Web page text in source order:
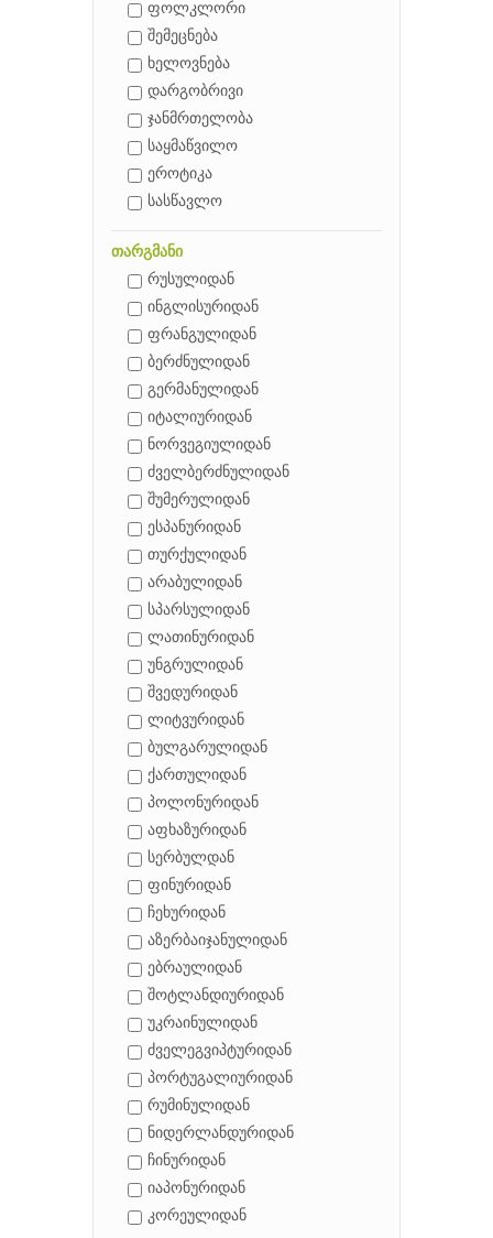
ფოლკლორი
შემეცნება
ხელოვნება
დარგობრივი
ჯანმრთელობა
საყმაწვილო
ეროტიკა
სასწავლო
თარგმანი
რუსულიდან
ინგლისურიდან
ფრანგულიდან
ბერძნულიდან
გერმანულიდან
იტალიურიდან
ნორვეგიულიდან
ძველბერძნულიდან
შუმერულიდან
ესპანურიდან
თურქულიდან
არაბულიდან
სპარსულიდან
ლათინურიდან
უნგრულიდან
შვედურიდან
ლიტვურიდან
ბულგარულიდან
ქართულიდან
პოლონურიდან
აფხაზურიდან
სერბულდან
ფინურიდან
ჩეხურიდან
აზერბაიჯანულიდან
ებრაულიდან
შოტლანდიურიდან
უკრაინულიდან
ძველეგვიპტურიდან
პორტუგალიურიდან
რუმინულიდან
ნიდერლანდურიდან
ჩინურიდან
იაპონურიდან
კორეულიდან